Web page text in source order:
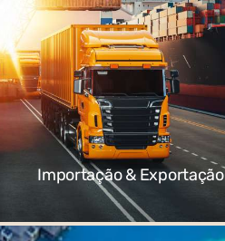
Importação & Exportação